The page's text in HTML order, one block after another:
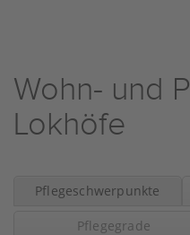
Wohn- und
Lokhöfe
Pflegeschwerpunkte
Pflegegrade